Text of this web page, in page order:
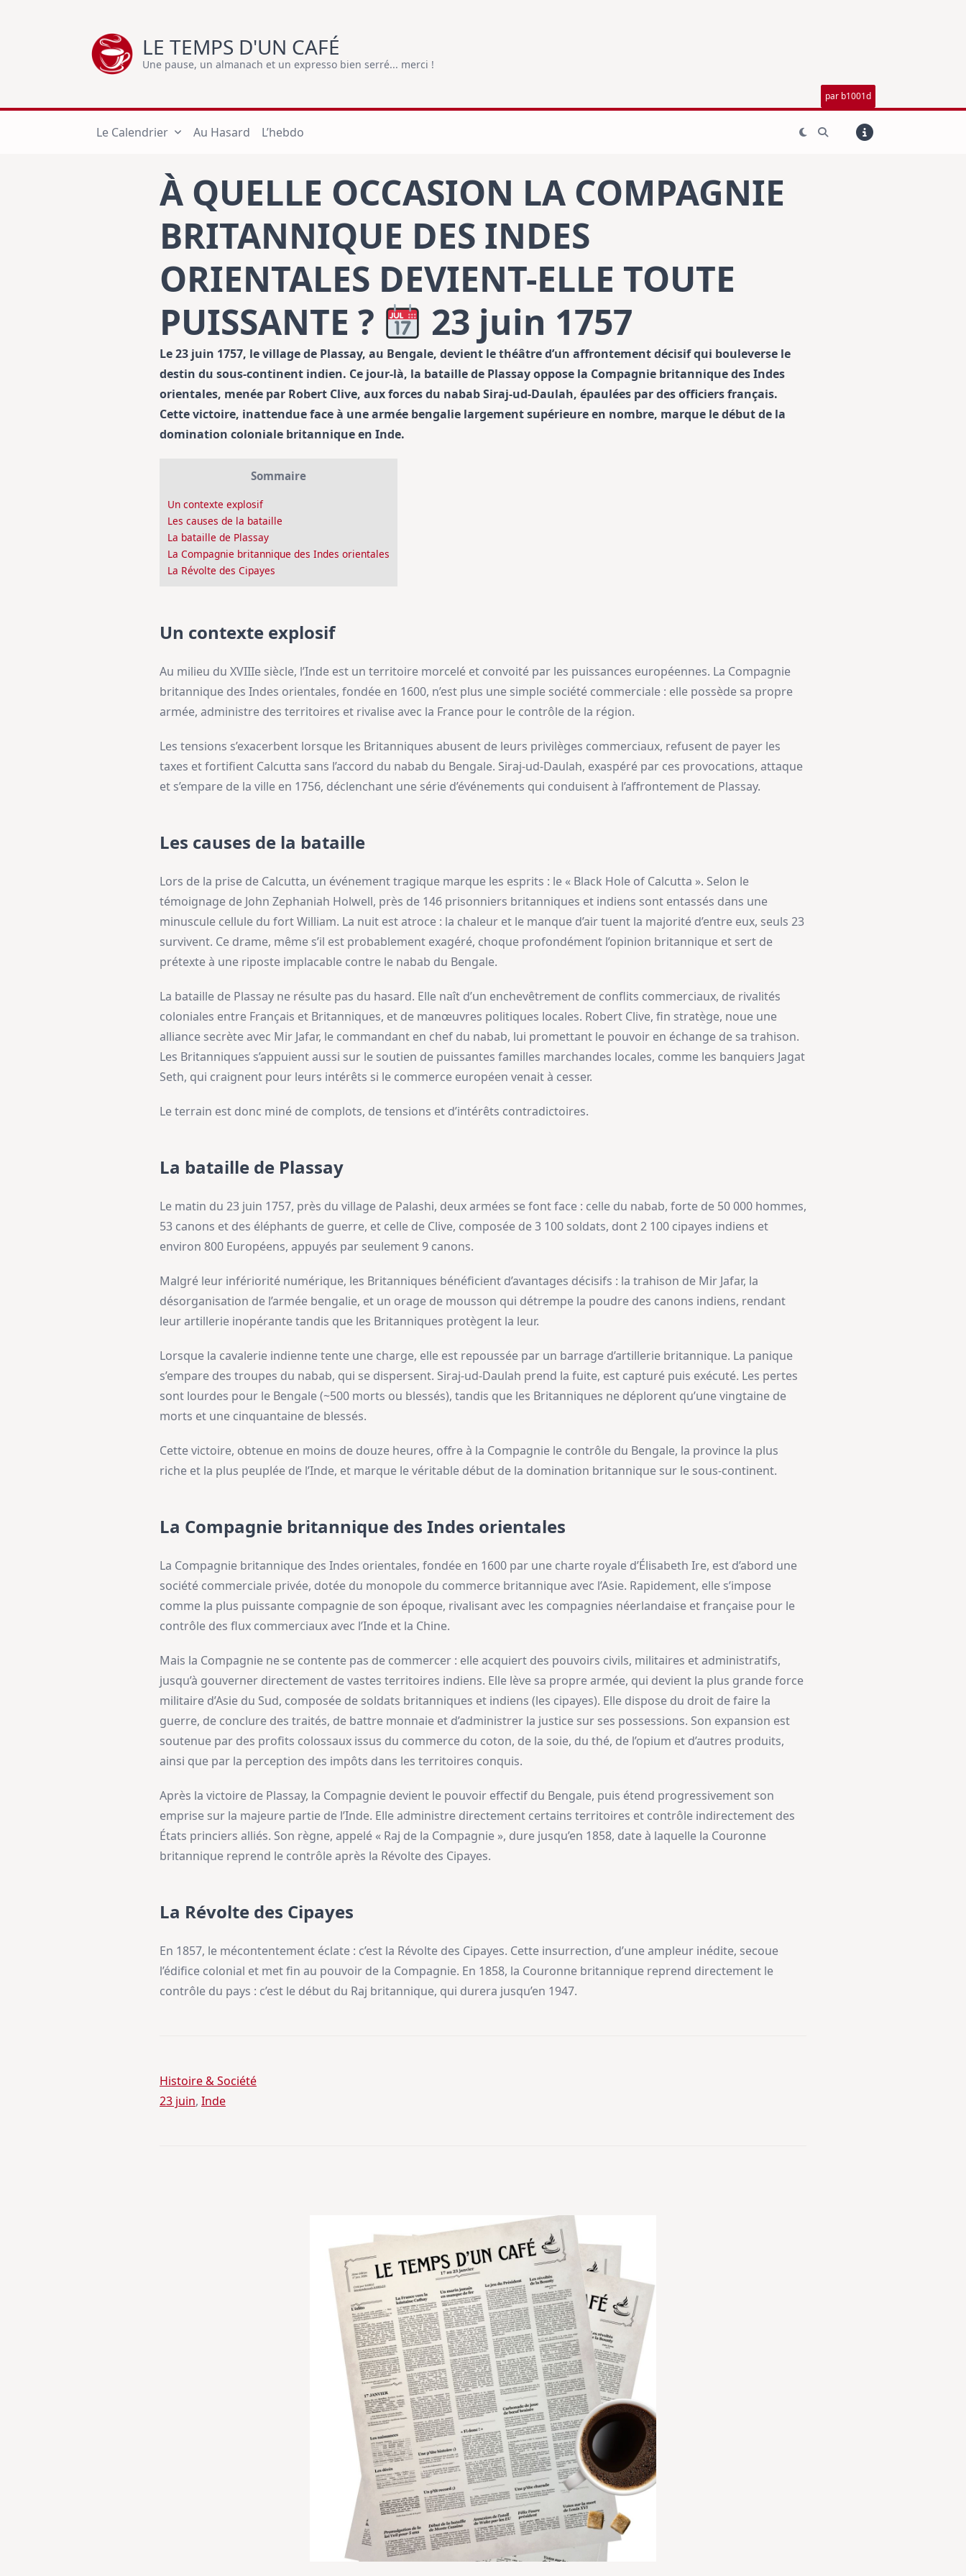
LE TEMPS D'UN CAFÉ
Une pause, un almanach et un expresso bien serré... merci !
par b1001d
Le Calendrier Au Hasard L’hebdo
À QUELLE OCCASION LA COMPAGNIE
BRITANNIQUE DES INDES
ORIENTALES DEVIENT-ELLE TOUTE
PUISSANTE ?
23 juin 1757
Le 23 juin 1757, le village de Plassay, au Bengale, devient le théâtre d’un affrontement décisif qui bouleverse le
destin du sous-continent indien. Ce jour-là, la bataille de Plassay oppose la Compagnie britannique des Indes
orientales, menée par Robert Clive, aux forces du nabab Siraj-ud-Daulah, épaulées par des officiers français.
Cette victoire, inattendue face à une armée bengalie largement supérieure en nombre, marque le début de la
domination coloniale britannique en Inde.
Sommaire
Un contexte explosif
Les causes de la bataille
La bataille de Plassay
La Compagnie britannique des Indes orientales
La Révolte des Cipayes
Un contexte explosif
Au milieu du XVIIIe siècle, l’Inde est un territoire morcelé et convoité par les puissances européennes. La Compagnie
britannique des Indes orientales, fondée en 1600, n’est plus une simple société commerciale : elle possède sa propre
armée, administre des territoires et rivalise avec la France pour le contrôle de la région.
Les tensions s’exacerbent lorsque les Britanniques abusent de leurs privilèges commerciaux, refusent de payer les
taxes et fortifient Calcutta sans l’accord du nabab du Bengale. Siraj-ud-Daulah, exaspéré par ces provocations, attaque
et s’empare de la ville en 1756, déclenchant une série d’événements qui conduisent à l’affrontement de Plassay.
Les causes de la bataille
Lors de la prise de Calcutta, un événement tragique marque les esprits : le « Black Hole of Calcutta ». Selon le
témoignage de John Zephaniah Holwell, près de 146 prisonniers britanniques et indiens sont entassés dans une
minuscule cellule du fort William. La nuit est atroce : la chaleur et le manque d’air tuent la majorité d’entre eux, seuls 23
survivent. Ce drame, même s’il est probablement exagéré, choque profondément l’opinion britannique et sert de
prétexte à une riposte implacable contre le nabab du Bengale.
La bataille de Plassay ne résulte pas du hasard. Elle naît d’un enchevêtrement de conflits commerciaux, de rivalités
coloniales entre Français et Britanniques, et de manœuvres politiques locales. Robert Clive, fin stratège, noue une
alliance secrète avec Mir Jafar, le commandant en chef du nabab, lui promettant le pouvoir en échange de sa trahison.
Les Britanniques s’appuient aussi sur le soutien de puissantes familles marchandes locales, comme les banquiers Jagat
Seth, qui craignent pour leurs intérêts si le commerce européen venait à cesser.
Le terrain est donc miné de complots, de tensions et d’intérêts contradictoires.
La bataille de Plassay
Le matin du 23 juin 1757, près du village de Palashi, deux armées se font face : celle du nabab, forte de 50 000 hommes,
53 canons et des éléphants de guerre, et celle de Clive, composée de 3 100 soldats, dont 2 100 cipayes indiens et
environ 800 Européens, appuyés par seulement 9 canons.
Malgré leur infériorité numérique, les Britanniques bénéficient d’avantages décisifs : la trahison de Mir Jafar, la
désorganisation de l’armée bengalie, et un orage de mousson qui détrempe la poudre des canons indiens, rendant
leur artillerie inopérante tandis que les Britanniques protègent la leur.
Lorsque la cavalerie indienne tente une charge, elle est repoussée par un barrage d’artillerie britannique. La panique
s’empare des troupes du nabab, qui se dispersent. Siraj-ud-Daulah prend la fuite, est capturé puis exécuté. Les pertes
sont lourdes pour le Bengale (~500 morts ou blessés), tandis que les Britanniques ne déplorent qu’une vingtaine de
morts et une cinquantaine de blessés.
Cette victoire, obtenue en moins de douze heures, offre à la Compagnie le contrôle du Bengale, la province la plus
riche et la plus peuplée de l’Inde, et marque le véritable début de la domination britannique sur le sous-continent.
La Compagnie britannique des Indes orientales
La Compagnie britannique des Indes orientales, fondée en 1600 par une charte royale d’Élisabeth Ire, est d’abord une
société commerciale privée, dotée du monopole du commerce britannique avec l’Asie. Rapidement, elle s’impose
comme la plus puissante compagnie de son époque, rivalisant avec les compagnies néerlandaise et française pour le
contrôle des flux commerciaux avec l’Inde et la Chine.
Mais la Compagnie ne se contente pas de commercer : elle acquiert des pouvoirs civils, militaires et administratifs,
jusqu’à gouverner directement de vastes territoires indiens. Elle lève sa propre armée, qui devient la plus grande force
militaire d’Asie du Sud, composée de soldats britanniques et indiens (les cipayes). Elle dispose du droit de faire la
guerre, de conclure des traités, de battre monnaie et d’administrer la justice sur ses possessions. Son expansion est
soutenue par des profits colossaux issus du commerce du coton, de la soie, du thé, de l’opium et d’autres produits,
ainsi que par la perception des impôts dans les territoires conquis.
Après la victoire de Plassay, la Compagnie devient le pouvoir effectif du Bengale, puis étend progressivement son
emprise sur la majeure partie de l’Inde. Elle administre directement certains territoires et contrôle indirectement des
États princiers alliés. Son règne, appelé « Raj de la Compagnie », dure jusqu’en 1858, date à laquelle la Couronne
britannique reprend le contrôle après la Révolte des Cipayes.
La Révolte des Cipayes
En 1857, le mécontentement éclate : c’est la Révolte des Cipayes. Cette insurrection, d’une ampleur inédite, secoue
l’édifice colonial et met fin au pouvoir de la Compagnie. En 1858, la Couronne britannique reprend directement le
contrôle du pays : c’est le début du Raj britannique, qui durera jusqu’en 1947.
Histoire & Société
23 juin, Inde